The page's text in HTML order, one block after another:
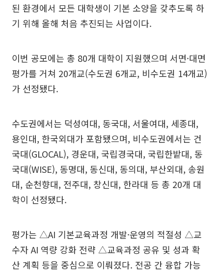
된 환경에서 모든 대학생이 기본 소양을 갖추도록 하
기 위해 올해 처음 추진되는 사업이다.
이번 공모에는 총 80개 대학이 지원했으며 서면·대면
평가를 거쳐 20개교(수도권 6개교, 비수도권 14개교)
가 선정됐다.
수도권에서는 덕성여대, 동국대, 서울여대, 세종대,
용인대, 한국외대가 포함됐으며, 비수도권에서는 건
국대(GLOCAL), 경운대, 국립경국대, 국립한밭대, 동
국대(WISE), 동명대, 동신대, 동의대, 부산외대, 송원
대, 순천향대, 전주대, 창신대, 한라대 등 총 20개 대
학이 선정됐다.
평가는 △AI 기본교육과정 개발·운영의 적절성 △교
수자 AI 역량 강화 전략 △교육과정 공유 및 성과 확
산 계획 등을 중심으로 이뤄졌다. 전공 간 융합 가능